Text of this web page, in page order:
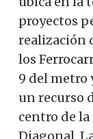
proyectos
realización
los
9 del metro
un recurso
centro de
Diagonal.